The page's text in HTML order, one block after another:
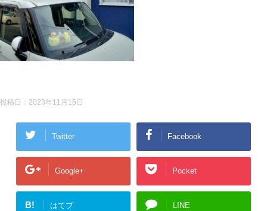
投稿日： 2023年11月15日
Twitter Facebook
Google+ Pocket
B! はてブ LINE